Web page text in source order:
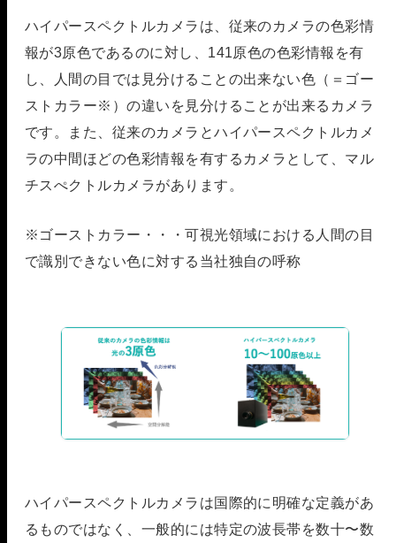
ハイパースペクトルカメラは、従来のカメラの色彩情
報が3原色であるのに対し、141原色の色彩情報を有
し、人間の目では見分けることの出来ない色（＝ゴー
ストカラー※）の違いを見分けることが出来るカメラ
です。また、従来のカメラとハイパースペクトルカメ
ラの中間ほどの色彩情報を有するカメラとして、マル
チスぺクトルカメラがあります。
※ゴーストカラー・・・可視光領域における人間の目
で識別できない色に対する当社独自の呼称
ハイパースペクトルカメラは国際的に明確な定義があ
るものではなく、一般的には特定の波長帯を数十〜数